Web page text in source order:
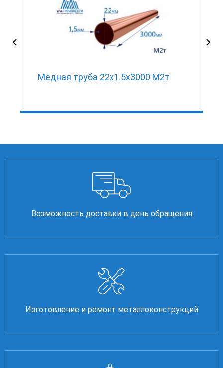
Медная труба 22х1.5х3000 М2т
Возможность доставки в день обращения
Изготовление и ремонт металлоконструкций